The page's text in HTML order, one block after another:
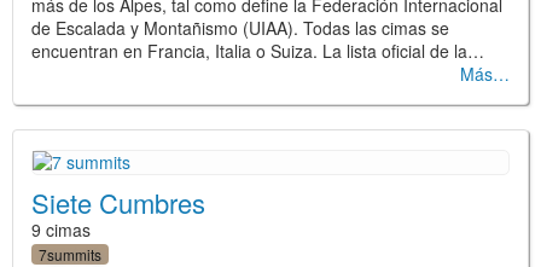
más de los Alpes, tal como define la Federación Internacional
de Escalada y Montañismo (UIAA). Todas las cimas se
encuentran en Francia, Italia o Suiza. La lista oficial de la…
Más
Siete Cumbres
9 cimas
7summits